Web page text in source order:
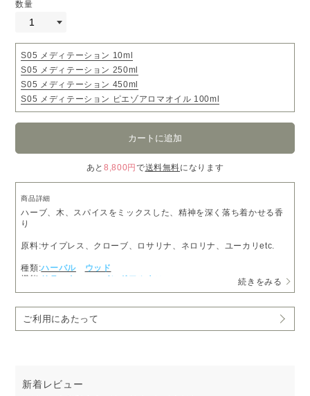
数量
S05 メディテーション 10ml
S05 メディテーション 250ml
S05 メディテーション 450ml
S05 メディテーション ピエゾアロマオイル 100ml
あと8,800円 で送料無料になります
商品詳細
ハーブ、木、スパイスをミックスした、精神を深く落ち着かせる香
り
原料:サイプレス、クローブ、ロサリナ、ネロリナ、ユーカリetc.
種類:ハーバル
ウッド
機能: リラックス マインドフルネス 続きをみる
ご利用にあたって
新着レビュー